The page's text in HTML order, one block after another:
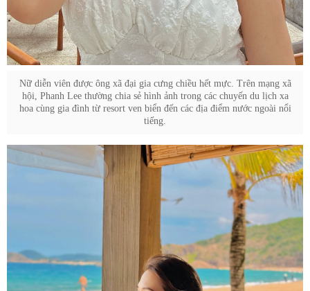
Nữ diễn viên được ông xã đại gia cưng chiều hết mực. Trên mạng xã
hội, Phanh Lee thường chia sẻ hình ảnh trong các chuyến du lịch xa
hoa cùng gia đình từ resort ven biển đến các địa điểm nước ngoài nổi
tiếng.